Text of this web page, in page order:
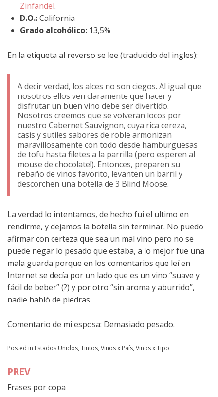
Zinfandel.
D.O.:California
Grado alcohólico: 13,5%
En la etiqueta al reverso se lee (traducido del ingles):
A decir verdad, los alces no son ciegos. Al igual que
nosotros ellos ven claramente que hacer y
disfrutar un buen vino debe ser divertido.
Nosotros creemos que se volverán locos por
nuestro Cabernet Sauvignon, cuya rica cereza,
casis y sutiles sabores de roble armonizan
maravillosamente con todo desde hamburguesas
de tofu hasta filetes a la parrilla (pero esperen al
mouse de chocolate!). Entonces, preparen su
rebaño de vinos favorito, levanten un barril y
descorchen una botella de 3 Blind Moose.
La verdad lo intentamos, de hecho fui el ultimo en
rendirme, y dejamos la botella sin terminar. No puedo
afirmar con certeza que sea un mal vino pero no se
puede negar lo pesado que estaba, a lo mejor fue una
mala guarda porque en los comentarios que leí en
Internet se decía por un lado que es un vino “suave y
fácil de beber” (?) y por otro “sin aroma y aburrido”,
nadie habló de piedras.
Comentario de mi esposa: Demasiado pesado.
Posted in Estados Unidos, Tintos, Vinos x País, Vinos x Tipo
Navegación
de
PREV
Frases por copa